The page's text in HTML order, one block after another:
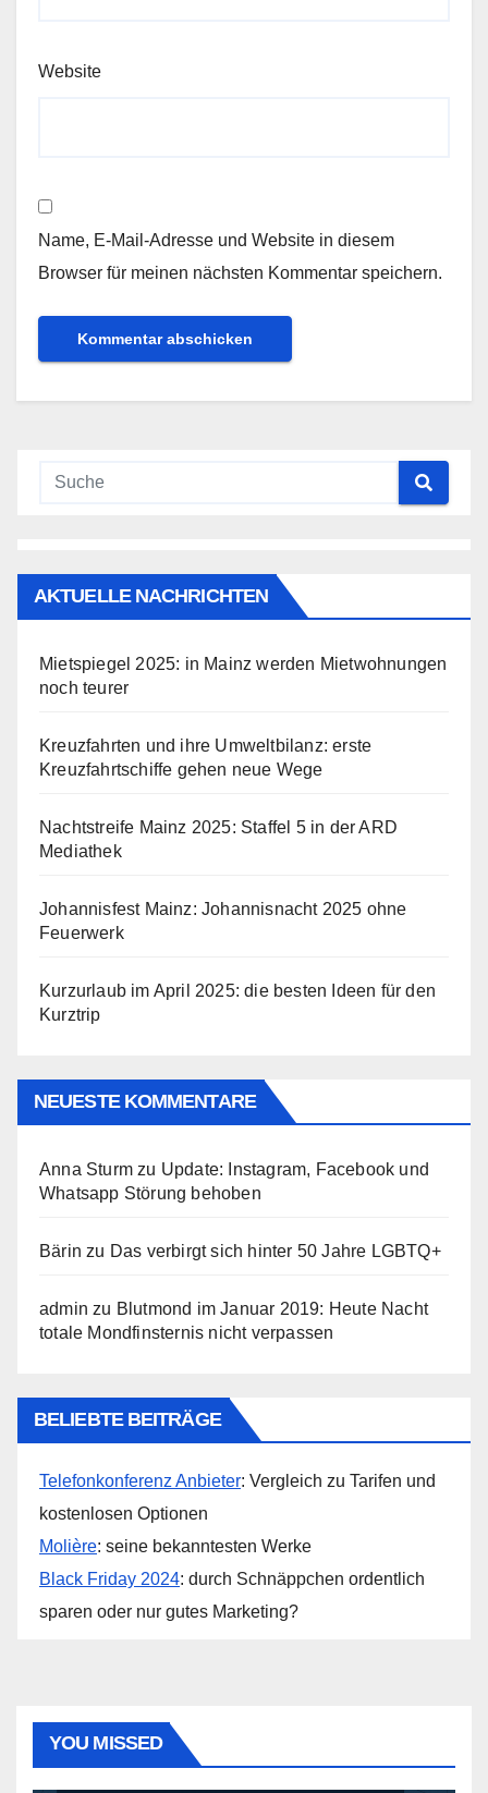
Website
Name, E-Mail-Adresse und Website in diesem
Browser für meinen nächsten Kommentar speichern.
AKTUELLE NACHRICHTEN
Mietspiegel 2025: in Mainz werden Mietwohnungen
noch teurer
Kreuzfahrten und ihre Umweltbilanz: erste
Kreuzfahrtschiffe gehen neue Wege
Nachtstreife Mainz 2025: Staffel 5 in der ARD
Mediathek
Johannisfest Mainz: Johannisnacht 2025 ohne
Feuerwerk
Kurzurlaub im April 2025: die besten Ideen für den
Kurztrip
NEUESTE KOMMENTARE
Anna Sturm zu Update: Instagram, Facebook und
Whatsapp Störung behoben
Bärin zu Das verbirgt sich hinter 50 Jahre LGBTQ+
admin zu Blutmond im Januar 2019: Heute Nacht
totale Mondfinsternis nicht verpassen
BELIEBTE BEITRÄGE
Telefonkonferenz Anbieter: Vergleich zu Tarifen und
kostenlosen Optionen
Molière: seine bekanntesten Werke
Black Friday 2024: durch Schnäppchen ordentlich
sparen oder nur gutes Marketing?
YOU MISSED